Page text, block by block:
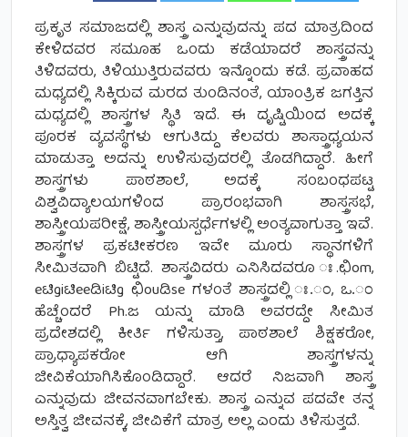
ಪ್ರಕೃತ ಸಮಾಜದಲ್ಲಿ ಶಾಸ್ತ್ರ ಎನ್ನುವುದನ್ನು ಪದ ಮಾತ್ರದಿಂದ
ಕೇಳಿದವರ ಸಮೂಹ ಒಂದು ಕಡೆಯಾದರೆ ಶಾಸ್ತ್ರವನ್ನು
ತಿಳಿದವರು, ತಿಳಿಯುತ್ತಿರುವವರು ಇನ್ನೊಂದು ಕಡೆ. ಪ್ರವಾಹದ
ಮಧ್ಯದಲ್ಲಿ ಸಿಕ್ಕಿರುವ ಮರದ ತುಂಡಿನಂತೆ, ಯಾಂತ್ರಿಕ ಜಗತ್ತಿನ
ಮಧ್ಯದಲ್ಲಿ ಶಾಸ್ತ್ರಗಳ ಸ್ಥಿತಿ ಇದೆ. ಈ ದೃಷ್ಟಿಯಿಂದ ಅದಕ್ಕೆ
ಪೂರಕ ವ್ಯವಸ್ಥೆಗಳು ಆಗುತಿದ್ದು ಕೆಲವರು ಶಾಸ್ತ್ರಾಧ್ಯಯನ
ಮಾಡುತ್ತಾ ಅದನ್ನು ಉಳಿಸುವುದರಲ್ಲಿ ತೊಡಗಿದ್ದಾರೆ. ಹೀಗೆ
ಶಾಸ್ತ್ರಗಳು ಪಾಠಶಾಲೆ, ಅದಕ್ಕೆ ಸಂಬಂಧಪಟ್ಟ
ವಿಶ್ವವಿದ್ಯಾಲಯಗಳಿಂದ ಪ್ರಾರಂಭವಾಗಿ ಶಾಸ್ತ್ರಸಭೆ,
ಶಾಸ್ತ್ರೀಯಪರೀಕ್ಷೆ, ಶಾಸ್ತ್ರೀಯಸ್ಪರ್ಧೆಗಳಲ್ಲಿ ಅಂತ್ಯವಾಗುತ್ತಾ ಇವೆ.
ಶಾಸ್ತ್ರಗಳ ಪ್ರಕಟೀಕರಣ ಇವೇ ಮೂರು ಸ್ಥಾನಗಳಿಗೆ
ಸೀಮಿತವಾಗಿ ಬಿಟ್ಟಿದೆ. ಶಾಸ್ತ್ರವಿದರು ಎನಿಸಿದವರೂ ಃ.ಛಿom,
eಟಿgiಟಿeeಡಿiಟಿg ಛಿouಡಿse ಗಳಂತೆ ಶಾಸ್ತ್ರದಲ್ಲಿ ಃ.ಂ, ಒ.ಂ
ಹೆಚ್ಚೆಂದರೆ Ph.ಜ ಯನ್ನು ಮಾಡಿ ಅವರದ್ದೇ ಸೀಮಿತ
ಪ್ರದೇಶದಲ್ಲಿ ಕೀರ್ತಿ ಗಳಿಸುತ್ತಾ, ಪಾಠಶಾಲೆ ಶಿಕ್ಷಕರೋ,
ಪ್ರಾಧ್ಯಾಪಕರೋ ಆಗಿ ಶಾಸ್ತ್ರಗಳನ್ನು
ಜೀವಿಕೆಯಾಗಿಸಿಕೊಂಡಿದ್ದಾರೆ. ಆದರೆ ನಿಜವಾಗಿ ಶಾಸ್ತ್ರ
ಎನ್ನುವುದು ಜೀವನವಾಗಬೇಕು. ಶಾಸ್ತ್ರ ಎನ್ನುವ ಪದವೇ ತನ್ನ
ಅಸ್ತಿತ್ವ ಜೀವನಕ್ಕೆ, ಜೀವಿಕೆಗೆ ಮಾತ್ರ ಅಲ್ಲ ಎಂದು ತಿಳಿಸುತ್ತದೆ.